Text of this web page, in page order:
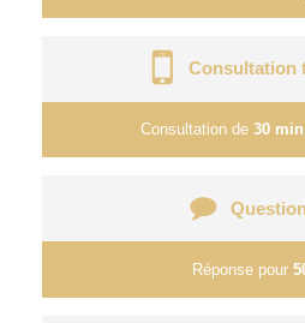
Consultation
Consultation de 30 min
Réponse pour